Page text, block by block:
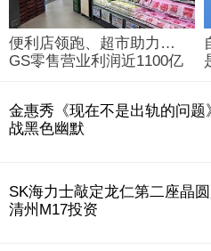
便利店领跑、超市助力…
GS零售营业利润近1100亿
金惠秀《现在不是出轨的问题
战黑色幽默
SK海力士敲定龙仁第二座晶
清州M17投资